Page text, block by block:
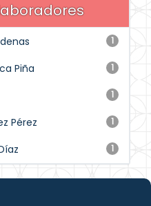
1
1
Piña
1
1
Pérez
1